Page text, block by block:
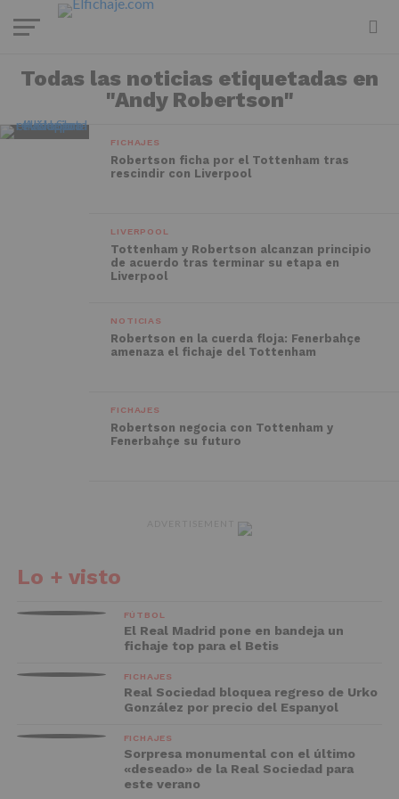
Todas las noticias etiquetadas en
"Andy Robertson"
FICHAJES
Robertson ficha por el Tottenham tras
rescindir con Liverpool
LIVERPOOL
Tottenham y Robertson alcanzan principio
de acuerdo tras terminar su etapa en
Liverpool
NOTICIAS
Robertson en la cuerda floja: Fenerbahçe
amenaza el fichaje del Tottenham
FICHAJES
Robertson negocia con Tottenham y
Fenerbahçe su futuro
Lo + visto
FÚTBOL
El Real Madrid pone en bandeja un
fichaje top para el Betis
FICHAJES
Real Sociedad bloquea regreso de Urko
González por precio del Espanyol
FICHAJES
Sorpresa monumental con el último
«deseado» de la Real Sociedad para
este verano